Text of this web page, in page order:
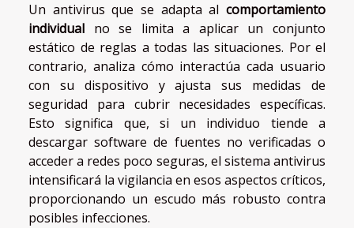
Un antivirus que se adapta al comportamiento
individual no se limita a aplicar un conjunto
estático de reglas a todas las situaciones. Por el
contrario, analiza cómo interactúa cada usuario
con su dispositivo y ajusta sus medidas de
seguridad para cubrir necesidades específicas.
Esto significa que, si un individuo tiende a
descargar software de fuentes no verificadas o
acceder a redes poco seguras, el sistema antivirus
intensificará la vigilancia en esos aspectos críticos,
proporcionando un escudo más robusto contra
posibles infecciones.